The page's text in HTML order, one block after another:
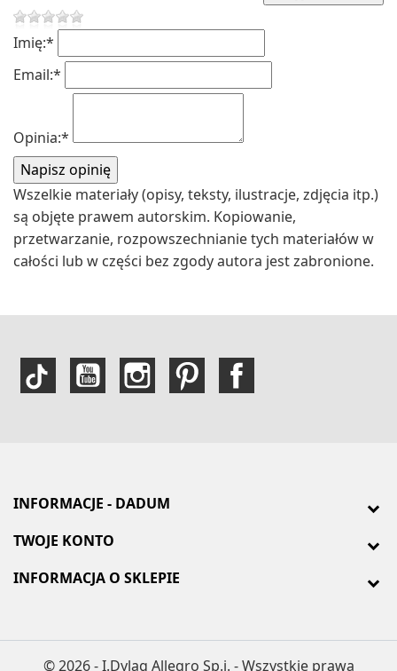
Imię:*
Email:*
Opinia:*
Wszelkie materiały (opisy, teksty, ilustracje, zdjęcia itp.)
są objęte prawem autorskim. Kopiowanie,
przetwarzanie, rozpowszechnianie tych materiałów w
całości lub w części bez zgody autora jest zabronione.
INFORMACJE - DADUM
TWOJE KONTO
INFORMACJA O SKLEPIE
© 2026 - I.Dyląg Allegro Sp.j. - Wszystkie prawa